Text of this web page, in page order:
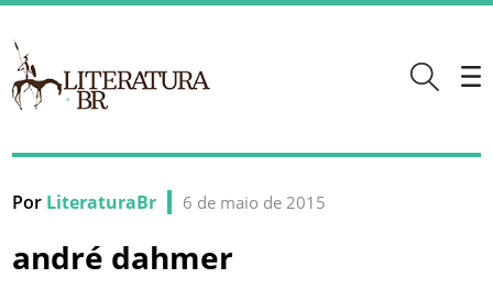
Por LiteraturaBr 6 de maio de 2015
andré dahmer